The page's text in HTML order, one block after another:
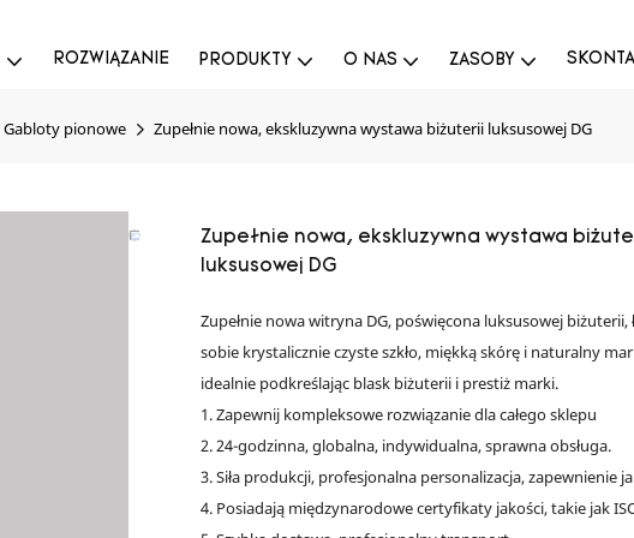
ROZWIĄZANIE PRODUKTY O NAS ZASOBY
Gabloty pionowe Zupełnie nowa, ekskluzywna wystawa biżuterii luksusowej DG
Zupełnie nowa, ekskluzywna wystawa
luksusowej DG
Zupełnie nowa witryna DG, poświęcona luksusowej biżuterii,
sobie krystalicznie czyste szkło, miękką skórę i naturalny
idealnie podkreślając blask biżuterii i prestiż marki.
1. Zapewnij kompleksowe rozwiązanie dla całego sklepu
2. 24-godzinna, globalna, indywidualna, sprawna obsługa.
3. Siła produkcji, profesjonalna personalizacja, zapewnienie
4. Posiadają międzynarodowe certyfikaty jakości, takie jak